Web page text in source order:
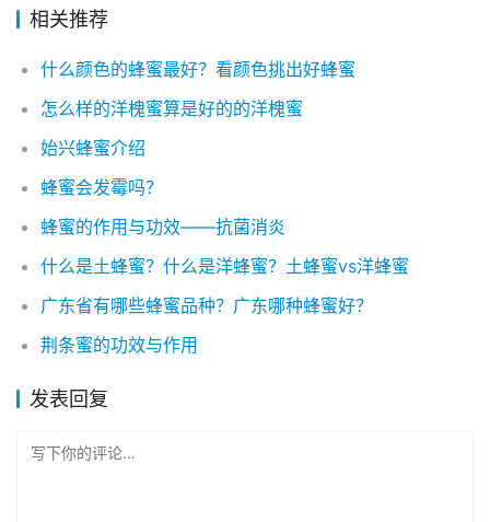
相关推荐
什么颜色的蜂蜜最好？看颜色挑出好蜂蜜
怎么样的洋槐蜜算是好的的洋槐蜜
始兴蜂蜜介绍
蜂蜜会发霉吗？
蜂蜜的作用与功效——抗菌消炎
什么是土蜂蜜？什么是洋蜂蜜？土蜂蜜vs洋蜂蜜
广东省有哪些蜂蜜品种？广东哪种蜂蜜好？
荆条蜜的功效与作用
发表回复